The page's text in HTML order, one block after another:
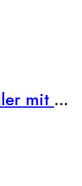
585er Gold Baby Schnuller mit Motiv Bär